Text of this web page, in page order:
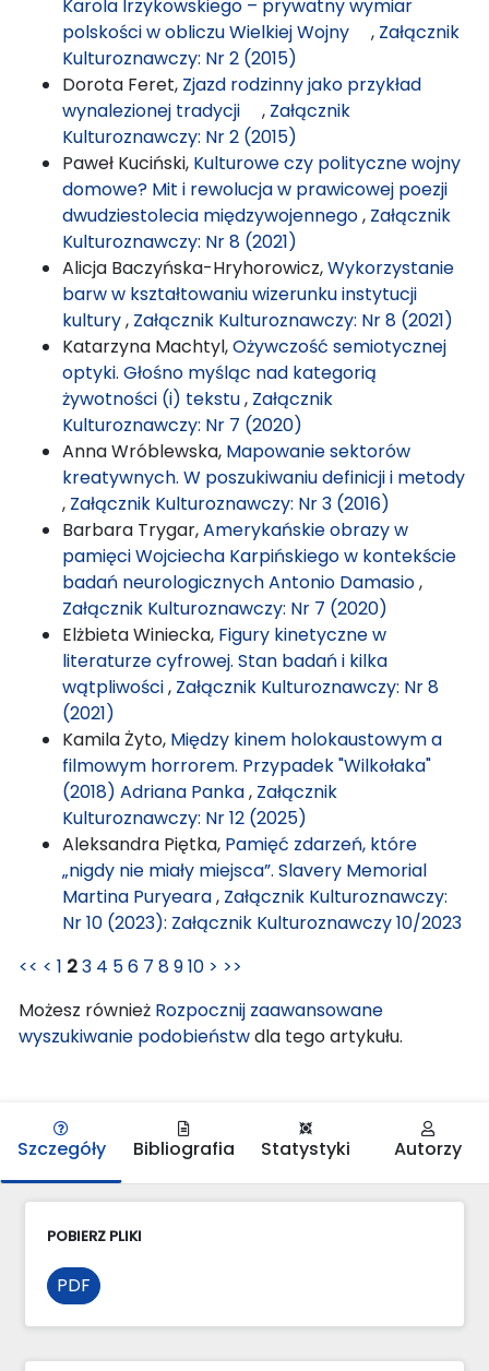
Karola Irzykowskiego – prywatny wymiar
polskości w obliczu Wielkiej Wojny , Załącznik
Kulturoznawczy: Nr 2 (2015)
Dorota Feret, Zjazd rodzinny jako przykład
wynalezionej tradycji , Załącznik
Kulturoznawczy: Nr 2 (2015)
Paweł Kuciński, Kulturowe czy polityczne wojny
domowe? Mit i rewolucja w prawicowej poezji
dwudziestolecia międzywojennego, Załącznik
Kulturoznawczy: Nr 8 (2021)
Alicja Baczyńska-Hryhorowicz,Wykorzystanie
barw w kształtowaniu wizerunku instytucji
kultury, Załącznik Kulturoznawczy: Nr 8 (2021)
Katarzyna Machtyl,Ożywczość semiotycznej
optyki. Głośno myśląc nad kategorią
żywotności (i) tekstu, Załącznik
Kulturoznawczy: Nr 7 (2020)
Anna Wróblewska, Mapowanie sektorów
kreatywnych. W poszukiwaniu definicji i metody
, Załącznik Kulturoznawczy: Nr 3 (2016)
Barbara Trygar,Amerykańskie obrazy w
pamięci Wojciecha Karpińskiego w kontekście
badań neurologicznych Antonio Damasio,
Załącznik Kulturoznawczy: Nr 7 (2020)
Elżbieta Winiecka, Figury kinetyczne w
literaturze cyfrowej. Stan badań i kilka
wątpliwości, Załącznik Kulturoznawczy: Nr 8
(2021)
Kamila Żyto, Między kinem holokaustowym a
filmowym horrorem. Przypadek "Wilkołaka"
(2018) Adriana Panka, Załącznik
Kulturoznawczy: Nr 12 (2025)
Aleksandra Piętka, Pamięć zdarzeń, które
„nigdy nie miały miejsca”. Slavery Memorial
Martina Puryeara, Załącznik Kulturoznawczy:
Nr 10 (2023): Załącznik Kulturoznawczy 10/2023
<< < 1 23 4 56 7 8910 > >>
Możesz również Rozpocznij zaawansowane
wyszukiwanie podobieństwdla tego artykułu.
Szczegóły Bibliografia Statystyki Autorzy
POBIERZ PLIKI
PDF